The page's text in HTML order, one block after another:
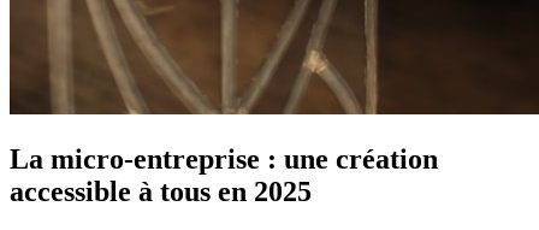
La micro-entreprise : une création
accessible à tous en 2025